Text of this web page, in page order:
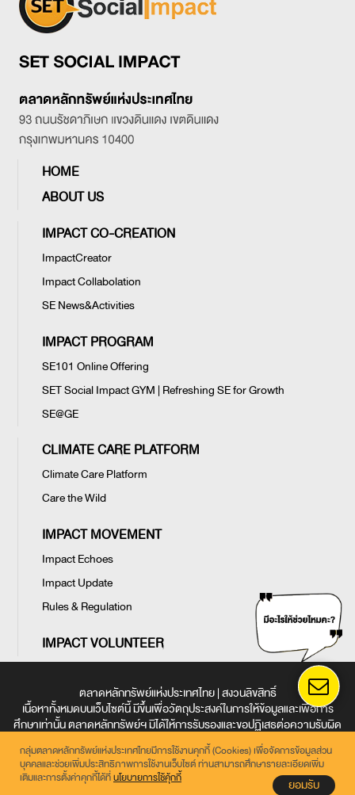
กลุ่มตลาดหลักทรัพย์แห่งประเทศไทยมีการใช้งานคุกกี้ (Cookies) เพื่อจัดการข้อมูลส่วน
บุคคลและช่วยเพิ่มประสิทธิภาพการใช้งานเว็บไซต์ ท่านสามารถศึกษารายละเอียดเพิ่ม
เติมและการตั้งค่าคุกกี้ได้ที่นโยบายการใช้คุ้กกี้ ยอมรับ
HOME
ABOUT US
IMPACT CO-CREATION
ImpactCreator
Impact Collabolation
SE News&Activities
IMPACT PROGRAM
SE101 Online Offering
SET Social Impact GYM | Refreshing SE for Growth
SE@GE
CLIMATE CARE PLATFORM
Climate Care Platform
Care the Wild
IMPACT MOVEMENT
Impact Echoes
Impact Update
Rules & Regulation
IMPACT VOLUNTEER
ตลาดหลักทรัพย์แห่งประเทศไทย | สงวนลิขสิทธิ์
เนื้อหาทั้งหมดบนเว็บไซต์นี้ มีขึ้นเพื่อวัตถุประสงค์ในการให้ข้อมูลและเพื่อการ
ศึกษาเท่านั้น ตลาดหลักทรัพย์ฯ มิได้ให้การรับรองและขอปฏิเสธต่อความรับผิด
ใด ๆ ในเว็บไซต์นี้
ข้อตกลงและเงื่อนไขการใช้งานเว็บไซต์|การคุ้มครองข้อมูลส่วนบุคคล|นโยบาย
การใช้คุกกี้